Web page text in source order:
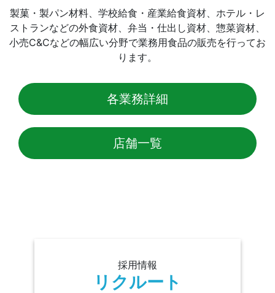
製菓・製パン材料、学校給食・産業給食資材、ホテル・レ
ストランなどの外食資材、弁当・仕出し資材、惣菜資材、
小売C&Cなどの幅広い分野で業務用食品の販売を行ってお
ります。
各業務詳細
店舗一覧
採用情報
リクルート